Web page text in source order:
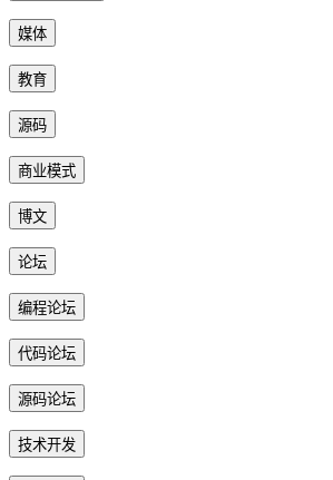
媒体
教育
源码
商业模式
博文
论坛
编程论坛
代码论坛
源码论坛
技术开发